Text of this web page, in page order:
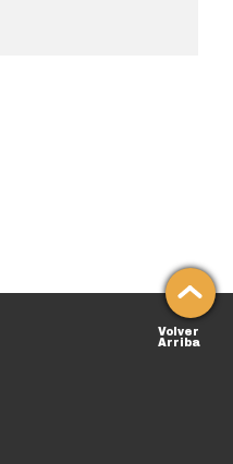
Volver
Arriba